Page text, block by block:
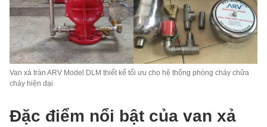
Van xả tràn ARV Model DLM thiết kế tối ưu cho hệ thống phòng cháy chữa
cháy hiện đại
Đặc điểm nổi bật của van xả